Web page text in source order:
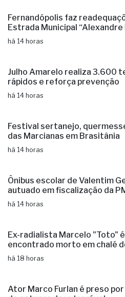
Fernandópolis faz
Estrada Municipal “Alexandre
há 14 horas
Julho Amarelo realiza 3.600
rápidos e reforça prevenção
há 14 horas
Festival sertanejo,
das Marcianas em Brasitânia
há 14 horas
Ônibus escolar de Valentim
autuado em fiscalização da
há 14 horas
Ex-radialista Marcelo "Toto" é
encontrado morto em chalé
há 18 horas
Ator Marco Furlan é preso